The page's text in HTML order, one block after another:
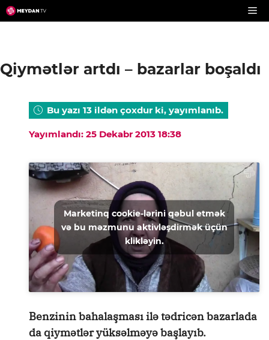
Skip
to
Qiymәtlәr artdı – bazarlar boşaldı
Bu yazı 13 ildən çoxdur ki, yayımlanıb.
Yayımlandı: 25 Dekabr 2013 18:38
Marketinq cookie-lərini qəbul etmək
və bu məzmunu aktivləşdirmək üçün
klikləyin.
Benzinin bahalaşması ilə tədricən bazarlada
da qiymətlər yüksəlməyə başlayıb.